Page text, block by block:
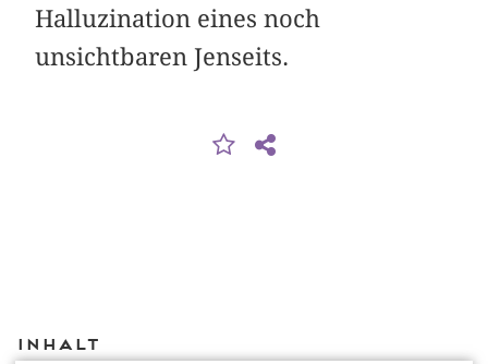
Halluzination eines noch
unsichtbaren Jenseits.
Inhalt